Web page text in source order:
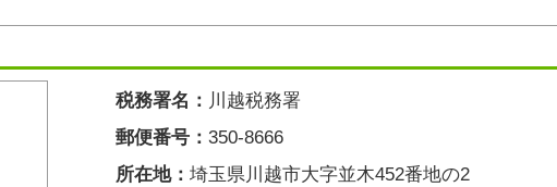
税務署名： 川越税務署
郵便番号： 350-8666
所在地： 埼玉県川越市大字並木452番地の2